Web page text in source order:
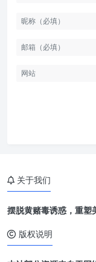
关于我们
摆脱黄赌毒诱惑，重
版权说明